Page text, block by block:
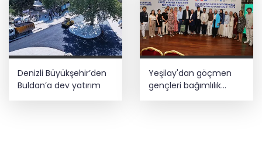
Denizli Büyükşehir’den
Buldan’a dev yatırım
Yeşilay'dan göçmen
gençleri bağımlılık